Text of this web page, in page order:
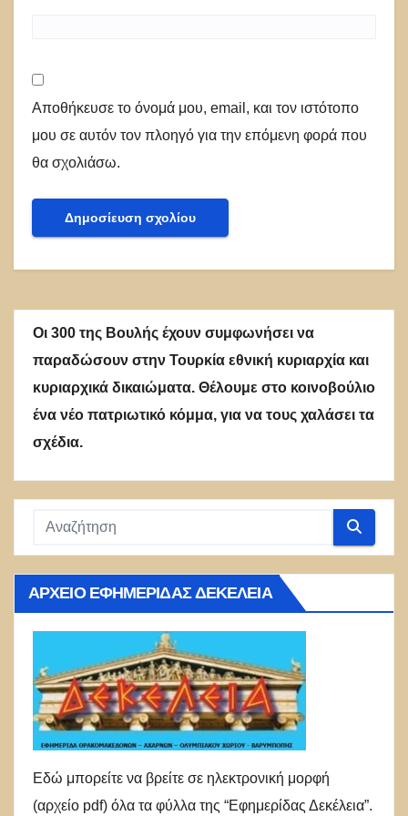
Αποθήκευσε το όνομά μου, email, και τον ιστότοπο
μου σε αυτόν τον πλοηγό για την επόμενη φορά που
θα σχολιάσω.
Οι 300 της Βουλής έχουν συμφωνήσει να
παραδώσουν στην Τουρκία εθνική κυριαρχία και
κυριαρχικά δικαιώματα. Θέλουμε στο κοινοβούλιο
ένα νέο πατριωτικό κόμμα, για να τους χαλάσει τα
σχέδια.
ΑΡΧΕΊΟ ΕΦΗΜΕΡΊΔΑΣ ΔΕΚΈΛΕΙΑ
Εδώ μπορείτε να βρείτε σε ηλεκτρονική μορφή
(αρχείο pdf) όλα τα φύλλα της “Εφημερίδας Δεκέλεια”.